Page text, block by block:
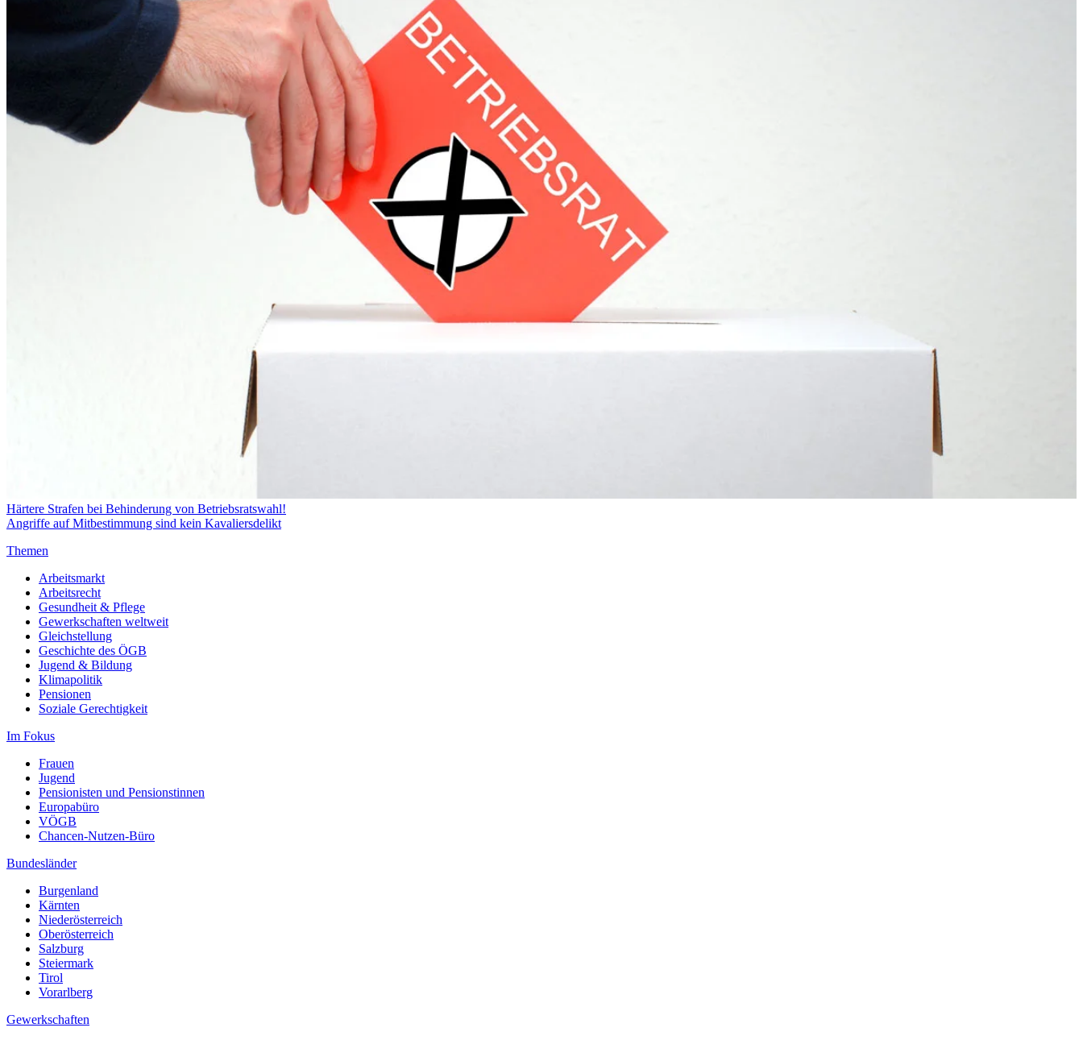
Härtere Strafen bei Behinderung von Betriebsratswahl!
Angriffe auf Mitbestimmung sind kein Kavaliersdelikt
Themen
Arbeitsmarkt
Arbeitsrecht
Gesundheit & Pflege
Gewerkschaften weltweit
Gleichstellung
Geschichte des ÖGB
Jugend & Bildung
Klimapolitik
Pensionen
Soziale Gerechtigkeit
Im Fokus
Frauen
Jugend
Pensionisten und Pensionstinnen
Europabüro
VÖGB
Chancen-Nutzen-Büro
Bundesländer
Burgenland
Kärnten
Niederösterreich
Oberösterreich
Salzburg
Steiermark
Tirol
Vorarlberg
Gewerkschaften